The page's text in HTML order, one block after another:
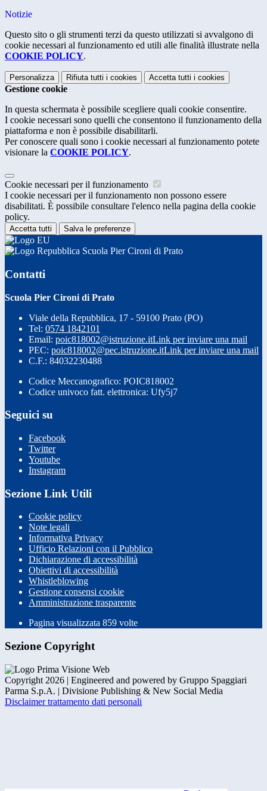
Notizie
Questo sito o gli strumenti terzi da questo utilizzati si avvalgono di
cookie necessari al funzionamento ed utili alle finalità illustrate nella
COOKIE POLICY.
Personalizza Rifiuta tutti i cookies Accetta tutti i cookies
Gestione cookie
In questa schermata è possibile scegliere quali cookie consentire.
I cookie necessari sono quelli che consentono il funzionamento della
piattaforma e non è possibile disabilitarli.
Per conoscere quali sono i cookie necessari al funzionamento potete
visionare la COOKIE POLICY.
Cookie necessari per il funzionamento
I cookie necessari per il funzionamento non possono essere
disabilitati. È possibile consultare l'elenco nella pagina della cookie
policy.
Accetta tutti Salva le preferenze
Scuola Pier Cironi di Prato
Contatti
Scuola Pier Cironi di Prato
Viale della Repubblica, 17 - 59100 Prato (PO)
Tel: 0574 1842101
Email: poic818002@istruzione.itLink per inviare una mail
PEC: poic818002@pec.istruzione.itLink per inviare una mail
C.F.: 84032230488
Codice Meccanografico: POIC818002
Codice univoco fatt. elettronica: Ufy5j7
Seguici su
Facebook
Twitter
Youtube
Instagram
Sezione Link Utili
Cookie policy
Note legali
Informativa Privacy
Ufficio Relazioni con il Pubblico
Dichiarazione di accessibilità
Obiettivi di accessibilità
Whistleblowing
Gestione consensi cookie
Amministrazione trasparente
Pagina visualizzata 859 volte
Sezione Copyright
Copyright 2026 | Engineered and powered by Gruppo Spaggiari
Parma S.p.A. | Divisione Publishing & New Social Media
Disclaimer trattamento dati personali